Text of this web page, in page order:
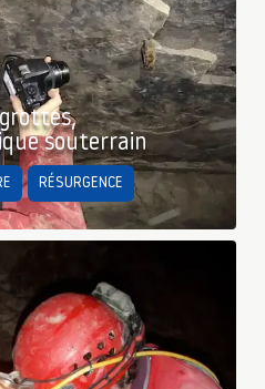
souterrain
RÉSURGENCE